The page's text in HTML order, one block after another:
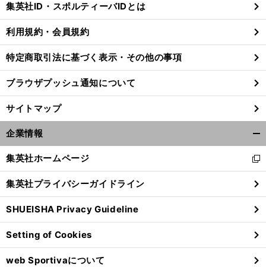
る
集英社ID・スポルティーバIDとは
利用規約・会員規約
特定商取引法に基づく表示・その他の事項
ブラウザプッシュ通知について
サイトマップ
企業情報
閉
る
集英社ホームページ
新
し
い
ウ
ィ
ン
ド
ウ
で
集英社プライバシーガイドライン
SHUEISHA Privacy Guideline
Setting of Cookies
web Sportivaについて